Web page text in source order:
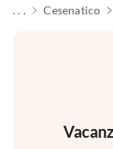
. . . Cesenatico